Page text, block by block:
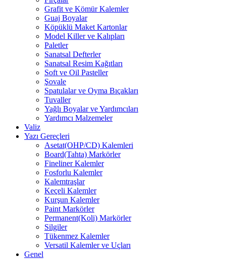
Grafit ve Kömür Kalemler
Guaj Boyalar
Köpüklü Maket Kartonlar
Model Killer ve Kalıpları
Paletler
Sanatsal Defterler
Sanatsal Resim Kağıtları
Soft ve Oil Pasteller
Şovale
Spatulalar ve Oyma Bıçakları
Tuvaller
Yağlı Boyalar ve Yardımcıları
Yardımcı Malzemeler
Valiz
Yazı Gereçleri
Asetat(OHP/CD) Kalemleri
Board(Tahta) Markörler
Fineliner Kalemler
Fosforlu Kalemler
Kalemtraşlar
Keçeli Kalemler
Kurşun Kalemler
Paint Markörler
Permanent(Koli) Markörler
Silgiler
Tükenmez Kalemler
Versatil Kalemler ve Uçları
Genel